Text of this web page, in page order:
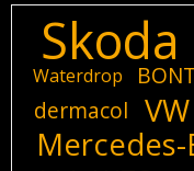
Skoda
Waterdrop
dermacol
VW
Mercedes-